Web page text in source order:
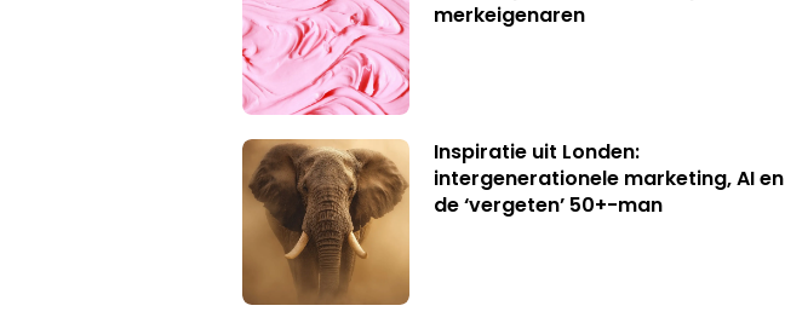
merkeigenaren
Inspiratie uit Londen:
intergenerationele marketing, AI en
de ‘vergeten’ 50+-man